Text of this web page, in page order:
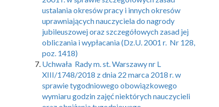
ustalania okresów pracy i innych okresów
uprawniających nauczyciela do nagrody
jubileuszowej oraz szczegółowych zasad jej
obliczania i wypłacania (Dz.U. 2001 r. Nr 128,
poz. 1418)
Uchwała Rady m. st. Warszawy nr L
XIII/1748/2018 z dnia 22 marca 2018 r. w
sprawie tygodniowego obowiązkowego
wymiaru godzin zajęć niektórych nauczycieli